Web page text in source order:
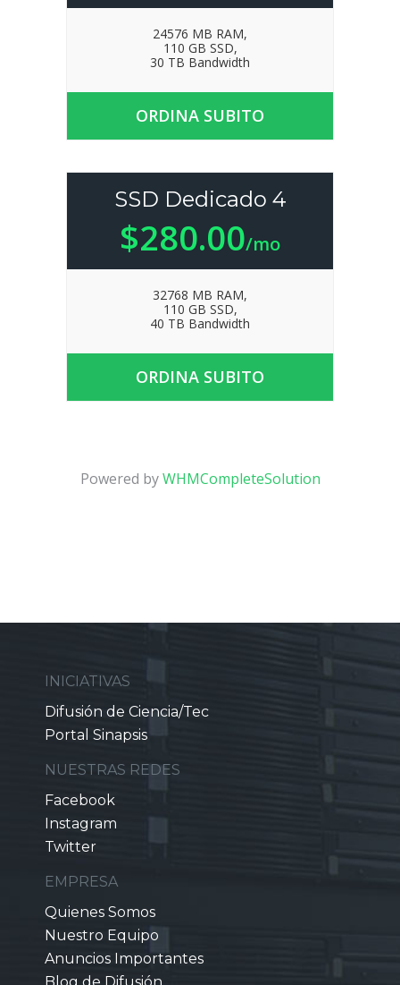
24576 MB RAM,
110 GB SSD,
30 TB Bandwidth
ORDINA SUBITO
SSD Dedicado 4
$280.00/mo
32768 MB RAM,
110 GB SSD,
40 TB Bandwidth
ORDINA SUBITO
Powered byWHMCompleteSolution
INICIATIVAS
Difusión de Ciencia/Tec
Portal Sinapsis
NUESTRAS REDES
Facebook
Instagram
Twitter
EMPRESA
Quienes Somos
Nuestro Equipo
Anuncios Importantes